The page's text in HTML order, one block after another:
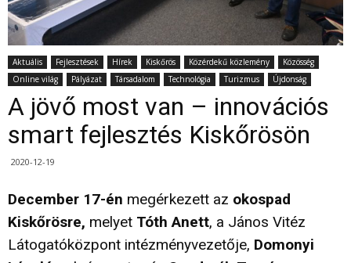
Aktuális Fejlesztések Hírek Kiskőrös Közérdekű közlemény
Közösség
Online világ
Pályázat Társadalom Technológia Turizmus Újdonság
A jövő most van – innovációs
smart fejlesztés Kiskőrösön
2020-12-19
December 17-én megérkezett az okospad
Kiskőrösre, melyet Tóth Anett, a János Vitéz
Látogatóközpont intézményvezetője, Domonyi